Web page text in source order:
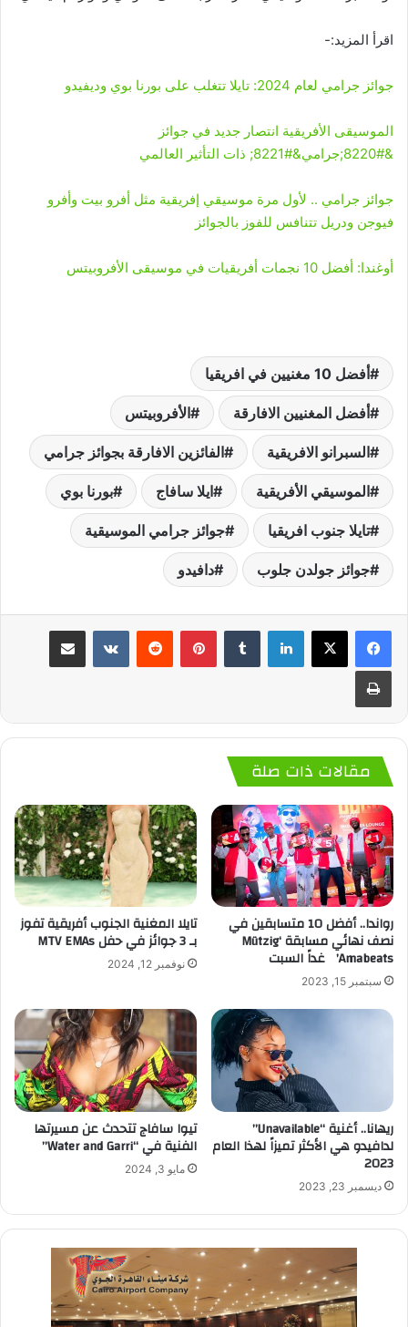
اقرأ المزيد:-
جوائز جرامي لعام 2024: تايلا تتغلب على بورنا بوي وديفيدو
الموسيقى الأفريقية انتصار جديد في جوائز
&#8220;جرامي&#8221; ذات التأثير العالمي
جوائز جرامي .. لأول مرة موسيقي إفريقية مثل أفرو بيت وأفرو
فيوجن ودريل تتنافس للفوز بالجوائز
أوغندا: أفضل 10 نجمات أفريقيات في موسيقى الأفروبيتس
أفضل 10 مغنيين في افريقيا
أفضل المغنيين الافارقة الأفروبيتس
السبرانو الافريقية الفائزين الافارقة بجوائز جرامي
الموسيقي الأفريقية ايلا سافاج بورنا بوي
تايلا جنوب افريقيا جوائز جرامي الموسيقية
جوائز جولدن جلوب دافيدو
لينكدإن بينتيريست
مقالات ذات صلة
رواندا.. أفضل 10 متسابقين في
نصف نهائي مسابقة ‘Mützig
Amabeats’ غداً السبت
سبتمبر 15, 2023
تايلا المغنية الجنوب أفريقية تفوز
بـ 3 جوائز في حفل MTV EMAs
نوفمبر 12, 2024
ريهانا.. أغنية “Unavailable”
لدافيدو هي الأكثر تميزاً لهذا العام
2023
ديسمبر 23, 2023
تيوا سافاج تتحدث عن مسيرتها
الفنية في “Water and Garri”
مايو 3, 2024